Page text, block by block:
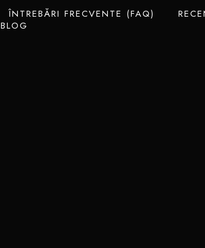
ÎNTREBĂRI FRECVENTE (FAQ)
BLOG